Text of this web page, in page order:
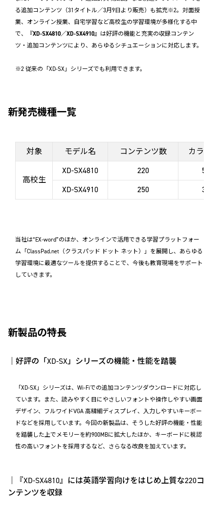
る追加コンテンツ（31タイトル／3月9日より販売）も拡充※2。対面授
業、オンライン授業、自宅学習など高校生の学習環境が多様化する中
で、『XD-SX4810／XD-SX4910』は好評の機能と充実の収録コンテン
ツ・追加コンテンツにより、あらゆるシチュエーションに対応します。
※2 従来の「XD-SX」シリーズでも利用できます。
新発売機種一覧
対象 モデル名 コンテンツ数 カラー
高校生
XD-SX4810 220
5色
XD-SX4910
250 3色
当社は“EX-word”のほか、オンラインで活用できる学習プラットフォー
ム「ClassPad.net（クラスパッド ドット ネット）」を展開し、あらゆる
学習環境に最適なツールを提供することで、今後も教育現場をサポート
していきます。
新製品の特長
｜好評の「XD-SX」シリーズの機能・性能を踏襲
「XD-SX」シリーズは、Wi-Fiでの追加コンテンツダウンロードに対応し
ています。また、読みやすく目にやさしいフォントや操作しやすい画面
デザイン、フルワイドVGA 高精細ディスプレイ、入力しやすいキーボー
ドなどを採用しています。今回の新製品は、そうした好評の機能・性能
を踏襲した上でメモリーを約900MBに拡大したほか、キーボードに視認
性の高いフォントを採用するなど、さらなる改良を加えています。
｜『XD-SX4810』には英語学習向けをはじめ上質な220コ
ンテンツを収録